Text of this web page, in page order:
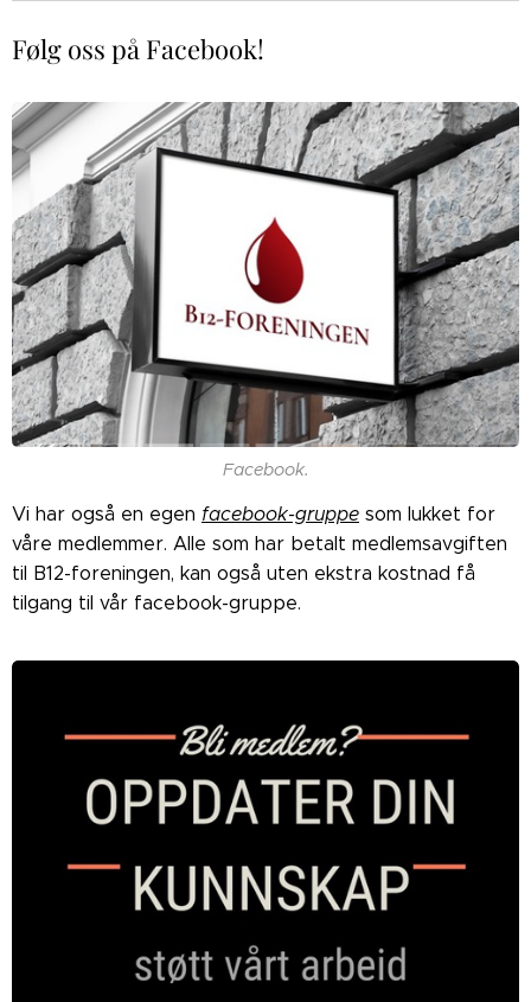
Følg oss på Facebook!
Facebook.
Vi har også en egen facebook-gruppe som lukket for
våre medlemmer. Alle som har betalt medlemsavgiften
til B12-foreningen, kan også uten ekstra kostnad få
tilgang til vår facebook-gruppe.